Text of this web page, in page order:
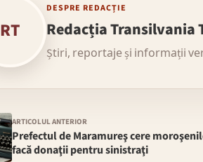
RT
DESPRE REDACȚIE
Redacția Transilvania
Știri, reportaje și informații
ARTICOLUL ANTERIOR
Prefectul de Maramureş cere
facă donaţii pentru sinistraţi